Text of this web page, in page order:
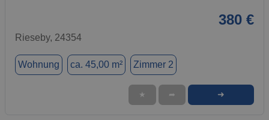
380 €
Rieseby, 24354
Wohnung ca. 45,00 m² Zimmer 2
★ ➦ ➜